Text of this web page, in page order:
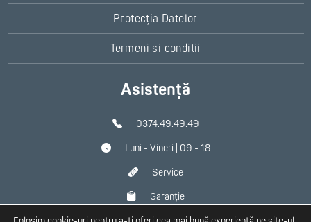
Protecția Datelor
Termeni si conditii
Asistență
0374.49.49.49
Luni - Vineri | 09 - 18
Service
Garanție